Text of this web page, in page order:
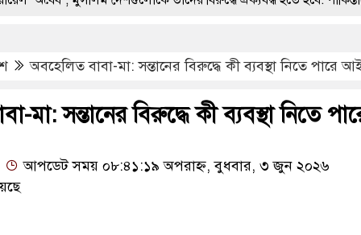
পৈতৃক সম্পত্তি নয়: ইশরাক হোসেন
গোপন তৎপরতা, ব্যবস্থা নেওয়ার দাবি
অবহেলিত বাবা-মা: সন্তানের বিরুদ্ধে কী ব্যবস্থা নিতে পারে
মা: সন্তানের বিরুদ্ধে কী ব্যবস্থা নিতে
আপডেট সময় ০৮:৪১:১৯ অপরাহ্ন, বুধবার, ৩ জুন ২০২৬